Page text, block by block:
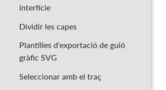
interfície
Dividir les capes
Plantilles d'exportació de guió
gràfic SVG
Seleccionar amb el traç